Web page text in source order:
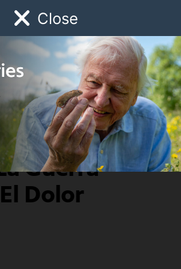
Close
Early Childhood Giving
Schedule
Arts & Culture
de Los Dos
Guerra
Dolor